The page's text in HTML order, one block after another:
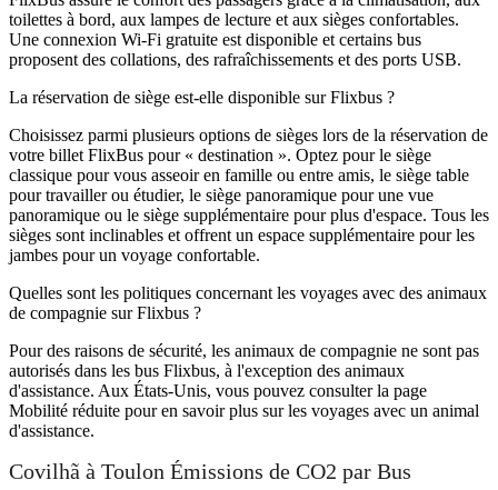
toilettes à bord, aux lampes de lecture et aux sièges confortables.
Une connexion Wi-Fi gratuite est disponible et certains bus
proposent des collations, des rafraîchissements et des ports USB.
La réservation de siège est-elle disponible sur Flixbus ?
Choisissez parmi plusieurs options de sièges lors de la réservation de
votre billet FlixBus pour « destination ». Optez pour le siège
classique pour vous asseoir en famille ou entre amis, le siège table
pour travailler ou étudier, le siège panoramique pour une vue
panoramique ou le siège supplémentaire pour plus d'espace. Tous les
sièges sont inclinables et offrent un espace supplémentaire pour les
jambes pour un voyage confortable.
Quelles sont les politiques concernant les voyages avec des animaux
de compagnie sur Flixbus ?
Pour des raisons de sécurité, les animaux de compagnie ne sont pas
autorisés dans les bus Flixbus, à l'exception des animaux
d'assistance. Aux États-Unis, vous pouvez consulter la page
Mobilité réduite pour en savoir plus sur les voyages avec un animal
d'assistance.
Covilhã à Toulon Émissions de CO2 par Bus